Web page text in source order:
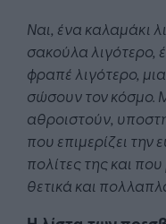
Ναι, ένα καλαμάκι
σακούλα λιγότερο,
φραπέ λιγότερο,
σώσουν τον
αθροιστούν,
που επιμερίζει
πολίτες της και
θετικά και